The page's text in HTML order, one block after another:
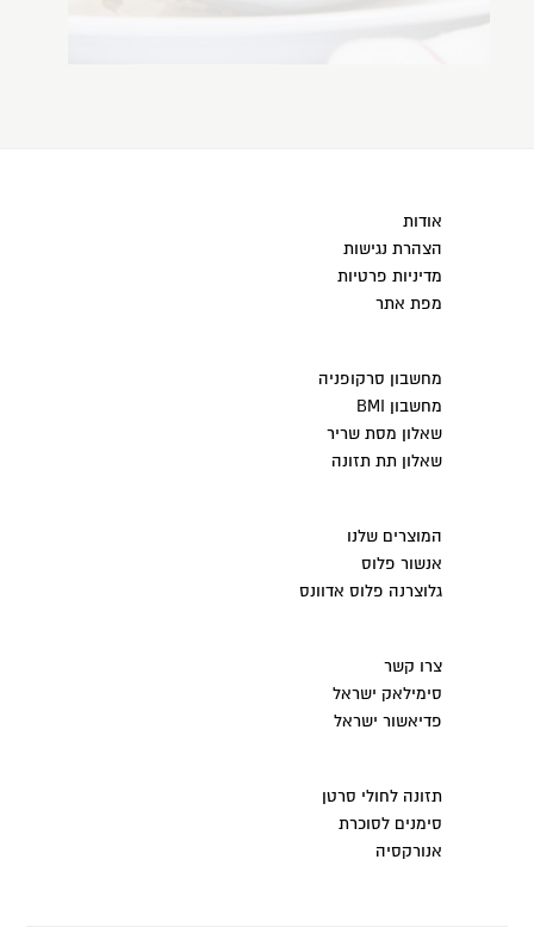
אודות
הצהרת נגישות
מדיניות פרטיות
מפת אתר
מחשבון סרקופניה
מחשבון BMI
שאלון מסת שריר
שאלון תת תזונה
המוצרים שלנו
אנשור פלוס
גלוצרנה פלוס אדוונס
צרו קשר
סימילאק ישראל
פדיאשור ישראל
תזונה לחולי סרטן
סימנים לסוכרת
אנורקסיה